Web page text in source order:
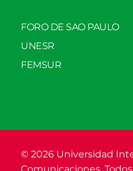
FORO DE SAO PAULO
UNESR
FEMSUR
© 2026 Universidad
Comunicaciones.